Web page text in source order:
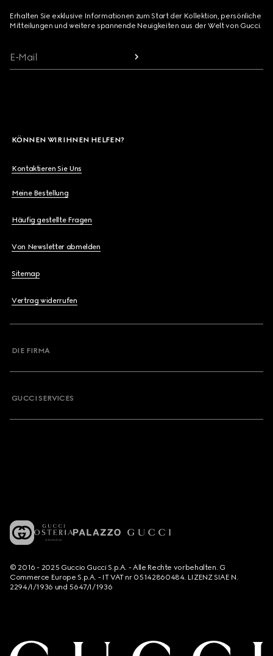
Erhalten Sie exklusive Informationen zum Start der Kollektion, persönliche
Mitteilungen und weitere spannende Neuigkeiten aus der Welt von Gucci.
E-Mail
KÖNNEN WIR IHNEN HELFEN?
Kontaktieren Sie Uns
Meine Bestellung
Häufig gestellte Fragen
Von Newsletter abmelden
Sitemap
Vertrag widerrufen
DIE FIRMA
GUCCI SERVICES
© 2016 - 2025 Guccio Gucci S.p.A. - Alle Rechte vorbehalten. G
Commerce Europe S.p.A. - IT VAT nr 05142860484. LIZENZ SIAE N.
2294/I/1936 und 5647/I/1936